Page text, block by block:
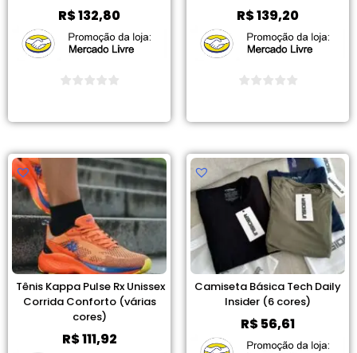
R$132,80 R$139,20
Tênis Kappa Pulse Rx Unissex
Corrida Conforto (várias
cores)
R$111,92
Camiseta Básica Tech Daily
Insider (6 cores)
R$56,61